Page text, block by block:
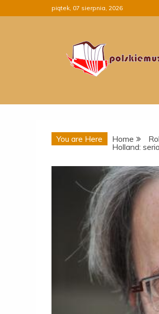
to
piątek, 07 sierpnia, 2026
You are Here Home
Holland: